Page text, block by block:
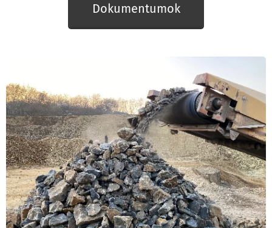
Dokumentumok